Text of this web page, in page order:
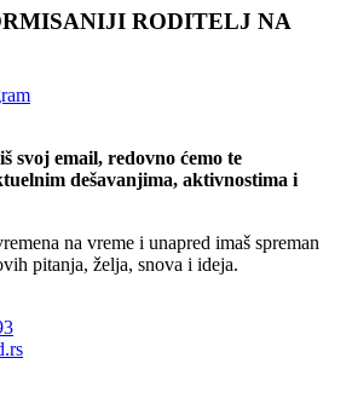
RODITELJ NA
svoj email, redovno ćemo te
dešavanjima, aktivnostima i
na vreme i unapred imaš spreman
pitanja, želja, snova i ideja.